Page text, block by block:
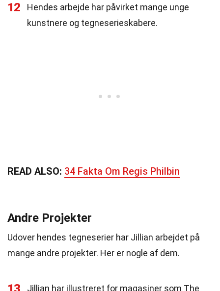
12
Hendes arbejde har påvirket mange unge
kunstnere og tegneserieskabere.
READ ALSO: 34 Fakta Om Regis Philbin
Andre Projekter
Udover hendes tegneserier har Jillian arbejdet på
mange andre projekter. Her er nogle af dem.
Jillian har illustreret for magasiner som The